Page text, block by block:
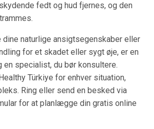
fedt og hud fjernes, og den
naturlige ansigtsegenskaber eller
for et skadet eller sygt øje, er en
en specialist, du bør konsultere.
Türkiye for enhver situation,
Ring eller send en besked via
for at planlægge din gratis online